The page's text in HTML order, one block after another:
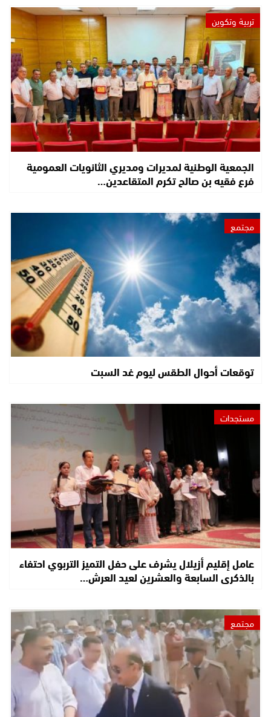
تربية وتكوين
الجمعية الوطنية لمديرات ومديري الثانويات العمومية
فرع فقيه بن صالح تكرم المتقاعدين…
مجتمع
توقعات أحوال الطقس ليوم غد السبت
مستجدات
عامل إقليم أزيلال يشرف على حفل التميز التربوي احتفاء
بالذكرى السابعة والعشرين لعيد العرش…
مجتمع